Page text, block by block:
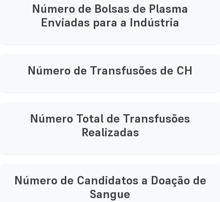
Número de Bolsas de Plasma
Enviadas para a Indústria
Número de Transfusões de CH
Número Total de Transfusões
Realizadas
Número de Candidatos a Doação de
Sangue